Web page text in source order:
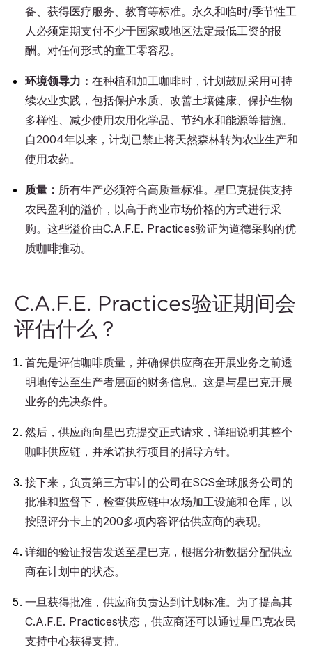
备、获得医疗服务、教育等标准。永久和临时/季节性工
人必须定期支付不少于国家或地区法定最低工资的报
酬。对任何形式的童工零容忍。
环境领导力： 在种植和加工咖啡时，计划鼓励采用可持
续农业实践，包括保护水质、改善土壤健康、保护生物
多样性、减少使用农用化学品、节约水和能源等措施。
自2004年以来，计划已禁止将天然森林转为农业生产和
使用农药。
质量： 所有生产必须符合高质量标准。星巴克提供支持
农民盈利的溢价，以高于商业市场价格的方式进行采
购。这些溢价由C.A.F.E. Practices验证为道德采购的优
质咖啡推动。
C.A.F.E. Practices验证期间会
评估什么？
首先是评估咖啡质量，并确保供应商在开展业务之前透
明地传达至生产者层面的财务信息。这是与星巴克开展
业务的先决条件。
然后，供应商向星巴克提交正式请求，详细说明其整个
咖啡供应链，并承诺执行项目的指导方针。
接下来，负责第三方审计的公司在SCS全球服务公司的
批准和监督下，检查供应链中农场加工设施和仓库，以
按照评分卡上的200多项内容评估供应商的表现。
详细的验证报告发送至星巴克，根据分析数据分配供应
商在计划中的状态。
一旦获得批准，供应商负责达到计划标准。为了提高其
C.A.F.E. Practices状态，供应商还可以通过星巴克农民
支持中心获得支持。